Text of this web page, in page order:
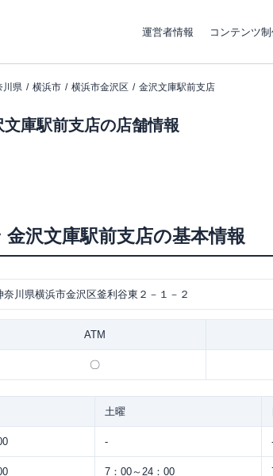
運営者情報 コンテンツ
川県 横浜市 横浜市金沢区 金沢文庫駅前支店
庫駅前支店の店舗情報
金沢文庫駅前支店の基本情報
奈川県横浜市金沢区釜利谷東２－１－２
ATM
〇
土曜
-
7：00～24：00